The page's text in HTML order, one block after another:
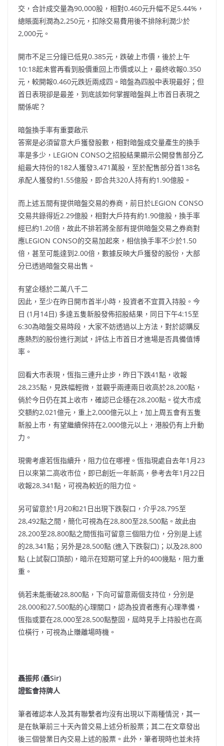
交，合計成交量為90,000股，相對0.460元升幅不足5.44%，
總賬面利潤為2,250元，扣除交易費用後不排除利潤少於
2,000元。
開市不足三分鐘已低見0.385元，跌破上市價，後於上午
10:18起未嘗再看到股價重回上市價或以上，最終收報0.350
元，較開報0.460元跌近兩成四。暗盤為四股中表現最好；但
首日表現卻是最差，到底該如何掌握暗盤與上市首日表現之
關係呢？
暗盤換手率有重要啟示
答案是必須留意大戶獲發股數，相對暗盤成交量產生的換手
率是多少，LEGION CONSO之招股結果顯示公開發售部分乙
組最大持份的182人獲發3,471萬股，至於配售部分首138名
承配人獲發約1.55億股，即合共320人持有約1.90億股。
而上述五間有提供暗盤交易的券商，前日於LEGION CONSO
交易共錄得近2.29億股，相對大戶持有約1.90億股，換手率
經已約1.20倍，故此不排若將全部有提供暗盤交易之券商對
應LEGION CONSO的交易加起來，相信換手率不少於1.50
倍，甚至可能達到2.00倍，數據反映大戶獲發的股份，大部
分已透過暗盤交易出售。
有望企穩於二萬八千二
因此，至少在昨日開市首半小時，投資者不宜買入持股。今
日 (1月14日) 多達五隻新股發佈招股結果，同日下午4:15至
6:30為暗盤交易時段，大家不妨透過以上方法，對於認購反
應熱烈的股份進行測試，評估上市首日才進場是否具備值博
率。
回看大市表現，恆指三連升止步，昨日下跌41點，收報
28,235點，見跌幅輕微，並觀乎兩連兩日收高於28,200點，
倘於今日仍在其上收市，確認已企穩在28,200點。從大市成
交額約2,021億元，重上2,000億元以上，加上周五會有五隻
新股上市，有望繼續保持在2,000億元以上，港股仍有上升動
力。
現需考慮若恆指續升，阻力位在哪裡。恆指現處自去年1月23
日以來第二高收市位，即已創近一年新高，參考去年1月22日
收報28,341點，可視為較近的阻力位。
另可留意於1月20和21日出現下跌裂口，介乎28,795至
28,492點之間，簡化可視為在28,800至28,500點。故此由
28,200至28,800點之間恆指可留意三個阻力位，分別是上述
的28,341點；另外是28,500點 (進入下跌裂口)；以及28,800
點 (上試裂口頂部)，暗示在短期可望上升的400幾點，阻力重
重。
倘若未能衝破28,800點，下向可留意兩個支持位，分別是
28,000和27,500點的心理關口，認為投資者應有心理準備，
恆指或要在28,000至28,500點整固，屆時見手上持股也在高
位橫行，可視為止賺離場時機。
聶振邦 (聶Sir)
證監會持牌人
筆者確認本人及其有聯繫者均沒有出現以下兩種情況，其一
是在執筆前三十天內曾交易上述分析股票；其二在文章發出
後三個營業日內交易上述的股票。此外，筆者現時也並未持